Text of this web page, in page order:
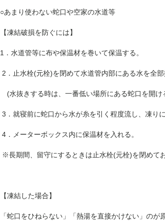
○あまり使わない蛇口や空家の水道等
【凍結破損を防ぐには】
1．水道管等に布や保温材を巻いて保温する。
2．止水栓(元栓)を閉めて水道管内部にある水を全部
(水抜きする時は、一番低い場所にある蛇口を開け
3．就寝前に蛇口から水が糸を引く程度流し、凍りに
4．メーターボックス内に保温材を入れる。
※長期間、留守にするときは止水栓(元栓)を閉めてお
【凍結した場合】
「蛇口をひねらない」「熱湯を直接かけない」の